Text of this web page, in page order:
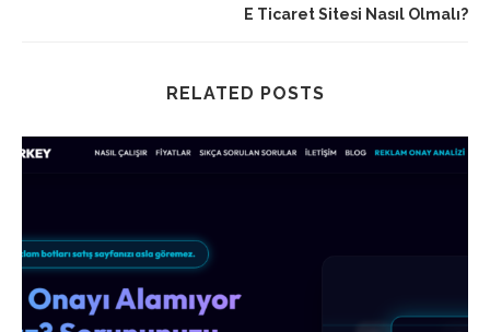
E Ticaret Sitesi Nasıl Olmalı?
RELATED POSTS